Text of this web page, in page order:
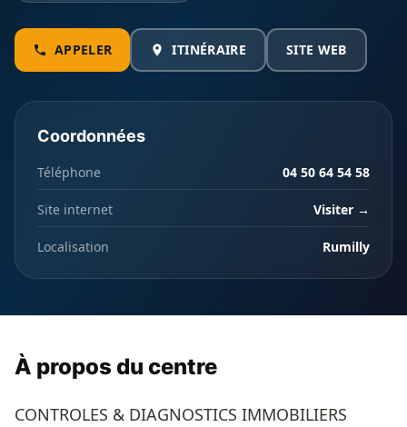
APPELER ITINÉRAIRE SITE WEB
Coordonnées
Téléphone 04 50 64 54 58
Site internet Visiter →
Localisation Rumilly
À propos du centre
CONTROLES & DIAGNOSTICS IMMOBILIERS